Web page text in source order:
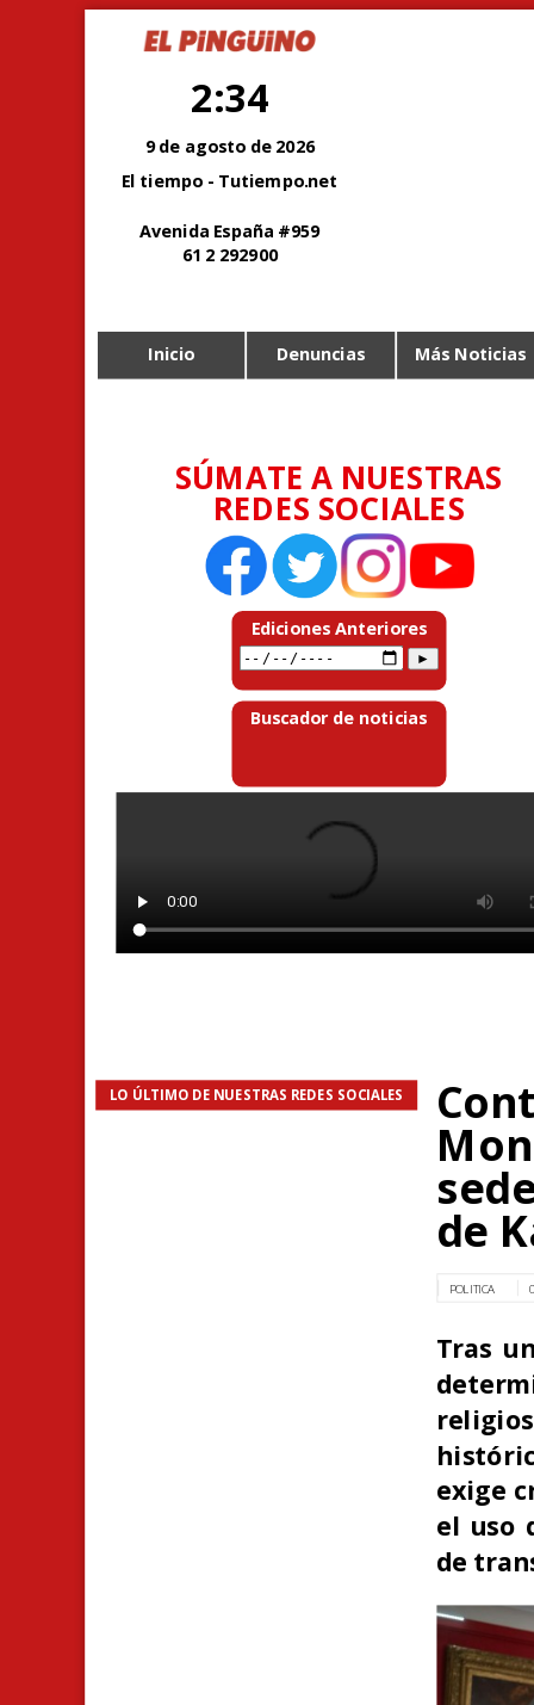
2:34
9 de agosto de 2026
El tiempo - Tutiempo.net
Avenida España #959
61 2 292900
Inicio Denuncias Más Noticias
SÚMATE A NUESTRAS
REDES SOCIALES
Ediciones Anteriores
Buscador de noticias
LO ÚLTIMO DE NUESTRAS REDES SOCIALES
de
POLITICA
Tras
exige
el uso
de